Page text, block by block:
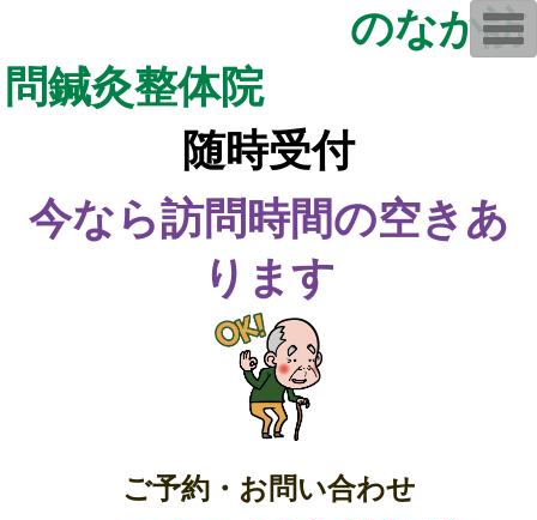
のなか訪
問鍼灸整体院
随時受付
今なら訪問時間の空きあ
ります
ご予約・お問い合わせ
T
o
g
a
t